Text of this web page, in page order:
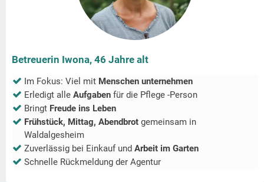
Betreuerin Iwona, 46 Jahre alt
Im Fokus: Viel mit Menschen unternehmen
Erledigt alle Aufgaben für die Pflege -Person
Bringt Freude ins Leben
Frühstück, Mittag, Abendbrot gemeinsam in
Waldalgesheim
Zuverlässig bei Einkauf und Arbeit im Garten
Schnelle Rückmeldung der Agentur